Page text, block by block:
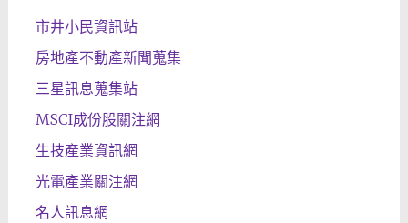
市井小民資訊站
房地產不動產新聞蒐集
三星訊息蒐集站
MSCI成份股關注網
生技產業資訊網
光電產業關注網
名人訊息網